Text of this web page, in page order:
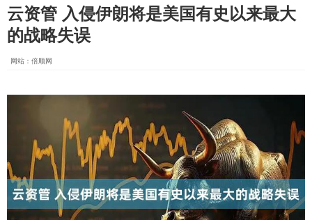
云资管 入侵伊朗将是美国有史以来最大
的战略失误
网站：倍顺网